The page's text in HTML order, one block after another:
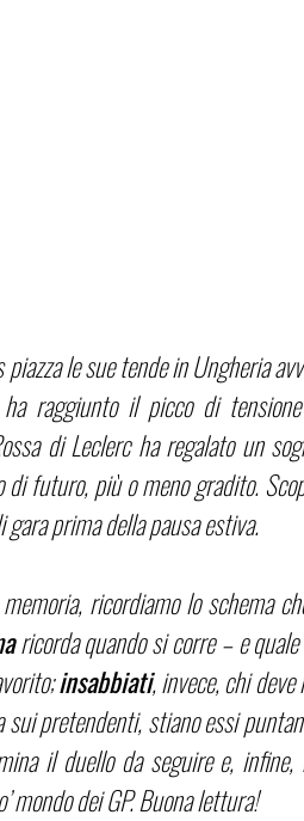
le sue tende in Ungheria
raggiunto il picco di
di Leclerc ha regalato un
futuro, più o meno gradito.
prima della pausa estiva.
ricordiamo lo schema
ricorda quando si corre – e
insabbiati, invece, chi
pretendenti, stiano essi
il duello da seguire e, infine,
mondo dei GP. Buona lettura!